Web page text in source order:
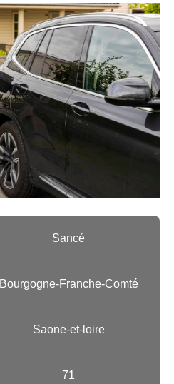
Sancé
Bourgogne-Franche-Comté
Saone-et-loire
71